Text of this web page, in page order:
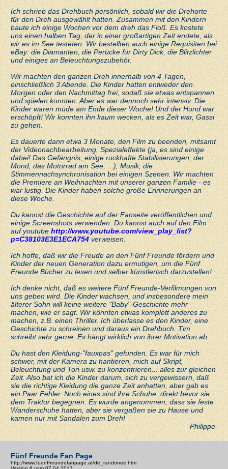
Ich schrieb das Drehbuch persönlich, sobald wir die Drehorte
für den Dreh ausgewählt hatten. Zusammen mit den Kindern
baute ich einige Wochen vor dem dreh das Floß. Es kostete
uns einen halben Tag, der in einer großartigen Zeit endete, als
wir es im See testeten. Wir bestellten auch einige Requisiten bei
eBay: die Diamanten, die Perücke für Dirty Dick, die Blitzlichter
und einiges an Beleuchtungszubehör.
Wir machten den ganzen Dreh innerhalb von 4 Tagen,
einschließlich 3 Abende. Die Kinder hatten entweder den
Morgen oder den Nachmittag frei, sodaß sie etwas entspannen
und spielen konnten. Aber es war dennoch sehr intensiv. Die
Kinder waren müde am Ende dieser Woche! Und der Hund war
erschöpft! Wir konnten ihn kaum wecken, als es Zeit war, Gassi
zu gehen.
Es dauerte dann etwa 3 Monate, den Film zu beenden, mitsamt
der Videonachbearbeitung, Spezialeffekte (ja, es sind einige
dabei! Das Gefängnis, einige ruckhafte Stabilisierungen, der
Mond, das Motorrad am See, ...), Musik, die
Stimmennachsynchronisation bei einigen Szenen. Wir machten
die Premiere an Weihnachten mit unserer ganzen Familie - es
war lustig. Die Kinder haben solche große Erinnerungen an
diese Woche.
Du kannst die Geschichte auf der Fanseite veröffentlichen und
einige Screenshots verwenden. Du kannst auch auf den Film
auf youtubehttp://www.youtube.com/view_play_list?
p=C38103E3E1ECA754verweisen.
Ich hoffe, daß wir die Freude an den Fünf Freunde fördern und
Kinder der neuen Generation dazu ermutigen, um die Fünf
Freunde Bücher zu lesen und selber künstlerisch darzustellen!
Ich denke nicht, daß es weitere Fünf Freunde-Verfilmungen von
uns geben wird. Die Kinder wachsen, und insbesondere mein
älterer Sohn will keine weitere "Baby"-Geschichte mehr
machen, wie er sagt. Wir könnten etwas komplett anderes zu
machen, z.B. einen Thriller. Ich überlasse es den Kinder, eine
Geschichte zu schreinen und daraus ein Drehbuch. Tim
schreibt sehr gerne. Es hängt wirklich von ihrer Motivation ab...
Du hast den Kleidung-"fauxpas" gefunden. Es war für mich
schwer, mit der Kamera zu hantieren, mich auf Skript,
Beleuchtung und Ton usw. zu konzentrieren... alles zur gleichen
Zeit. Also bat ich die Kinder darum, sich zu vergewissern, daß
sie die richtige Kleidung die ganze Zeit anhatten, aber gab es
ein Paar Fehler. Noch eines sind ihre Schuhe, direkt bevor sie
dem Traktor begegnen. Es wurde angenommen, dass sie feste
Wanderschuhe hatten, aber sie vergaßen sie zu Hause und
kamen nur mit Sandalen zum Dreh!
Philippe.
Fünf Freunde Fan Page
http://www.fuenffreundefanpage.at/de_randonee.htm